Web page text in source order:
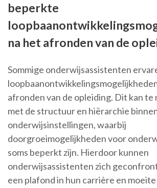
beperkte
na het afronden van de
Sommige onderwijsassistenten
afronden van de opleiding. Dit kan te
met de structuur en hiërarchie
onderwijsinstellingen, waarbij
doorgroeimogelijkheden voor
soms beperkt zijn. Hierdoor kunnen
onderwijsassistenten zich
een plafond in hun carrière en